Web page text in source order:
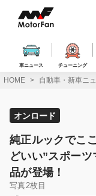
ス
車ニュース チューニング
HOME 自動車・新車ニ
オンロード
純正ルックでこ
どいい”スポー
品が登場！
写真2枚目